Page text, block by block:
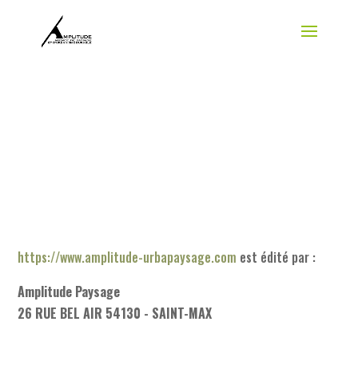
https://www.amplitude-urbapaysage.com est édité par :
Amplitude Paysage
26 RUE BEL AIR 54130 - SAINT-MAX